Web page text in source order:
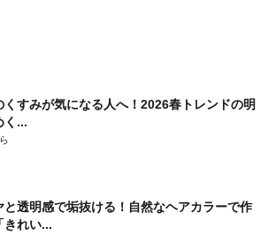
くすみが気になる人へ！2026春トレンドの明
く...
と透明感で垢抜ける！自然なヘアカラーで作
きれい...